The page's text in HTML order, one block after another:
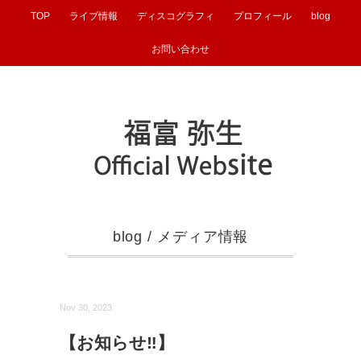
TOP ライブ情報 ディスコグラフィ プロフィール blog
お問い合わせ
blog / メディア情報
Nov 30, 2023
【お知らせ‼︎】